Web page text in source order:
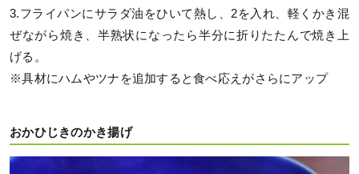
3.フライパンにサラダ油をひいて熱し、2を入れ、軽くかき混
ぜながら焼き、半熟状になったら半分に折りたたんで焼き上
げる。
※具材にハムやツナを追加すると食べ応えがさらにアップ
おかひじきのかき揚げ